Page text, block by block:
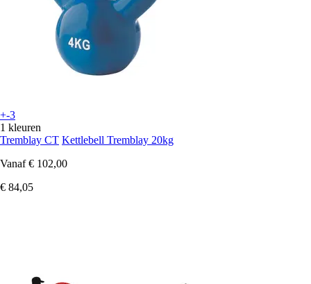
+-3
1 kleuren
Tremblay CT Kettlebell Tremblay 20kg
Vanaf € 102,00
€ 84,05